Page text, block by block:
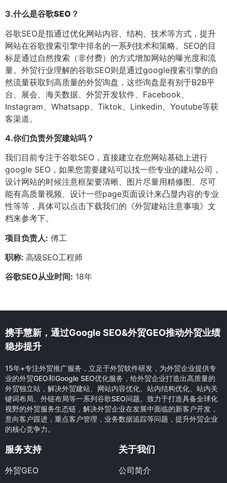
3.什么是谷歌SEO？
谷歌SEO是指通过优化网站内容、结构、技术等方式，提升
网站在谷歌搜索引擎中排名的一系列技术和策略。SEO的目
标是通过自然搜索（非付费）的方式增加网站的曝光度和流
量。外贸行业理解的谷歌SEO则是通过google搜索引擎的自
然流量获取到高质量的外贸询盘，这些询盘是有别于B2B平
台、展会、海关数据、外贸开发软件、Facebook、
Instagram、Whatsapp、Tiktok、Linkedin、Youtube等获
客渠道。
4.你们负责外贸建站吗？
我们目前专注于谷歌SEO，直接建立在您网站基础上进行
google SEO，如果您需要建站可以找一些专业的建站公司，
设计网站的时候注意框架要清晰、图片尽量用精修图、尽可
能有高质量视频、设计一些page页面设计来凸显内容的专业
性等等，具体可以点击下载我们的《外贸建站注意事项》文
档来参考下。
项目负责人: 傅工
职称: 高级SEO工程师
谷歌SEO从业时间: 18年
携手慧新，通过Google SEO&外贸GEO推动外贸业绩
稳步提升
15年+专注外贸推广服务，立足于外贸软件研发，为外贸企业提供专
业的外贸GEO和Google SEO优化服务，给外贸企业打造出高质量的
外贸独立站，解决外贸建站、网站内容优化、站内结构优化、站内关
键词布局、外链布局等一系列谷歌SEO问题。致力于打造具备全球化
视野的外贸服务生态链，解决外贸企业在发展中面临的新客户开发，
意向客户跟进，重点客户管理，业务数据追踪等问题，提升外贸企业
的核心竞争力。
服务支持
外贸GEO
关于我们
公司简介